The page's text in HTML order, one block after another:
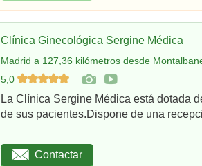
Clínica Ginecológica Sergine Médica
Madrid a 127,36 kilómetros desde
5,0
La Clínica Sergine Médica está dotada
de sus pacientes.Dispone de una
Contactar